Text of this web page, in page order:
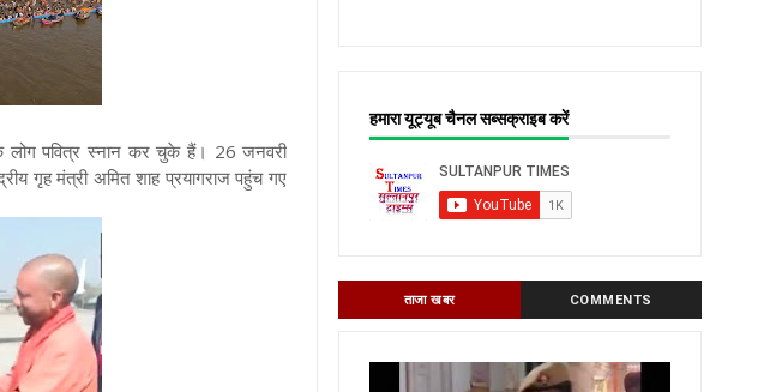
पवित्र स्नान कर चुके हैं। 26 जनवरी
गृह मंत्री अमित शाह प्रयागराज पहुंच गए
हमारा यूट्यूब चैनल सब्सक्राइब करें
ताजा खबर COMMENTS